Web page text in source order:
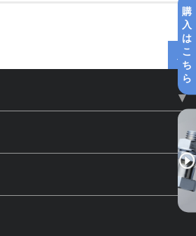
購
入
は
こ
ち
ら
ナット
グナット
効果